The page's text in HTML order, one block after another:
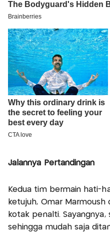
Jalannya Pertandingan
Kedua tim bermain hati-
ketujuh, Omar
kotak penalti.
sehingga mudah saja